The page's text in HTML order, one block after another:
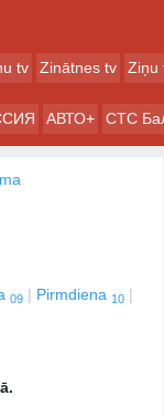
tv Zinātnes tv Ziņu
АВТО+ СТС
09 Pirmdiena 10